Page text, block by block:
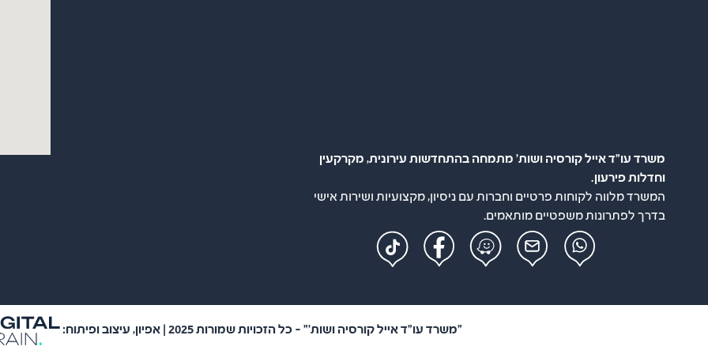
משרד עו"ד אייל קורסיה ושות' מתמחה בהתחדשות עירונית, מקרקעין
וחדלות פירעון.
המשרד מלווה לקוחות פרטיים וחברות עם ניסיון, מקצועיות ושירות אישי
בדרך לפתרונות משפטיים מותאמים.
"משרד עו"ד אייל קורסיה ושות'" – כל הזכויות שמורות 2025 | אפיון, עיצוב ופיתוח: